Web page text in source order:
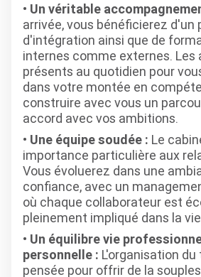
Un véritable
arrivée, vous bénéficierez d'un
d'intégration ainsi que de
internes comme externes. Les
présents au quotidien pour
dans votre montée en
construire avec vous un
accord avec vos ambitions.
Une équipe soudée : Le
importance particulière aux
Vous évoluerez dans une
confiance, avec un
où chaque collaborateur est
pleinement impliqué dans la
Un équilibre vie
personnelle : L'organisation
pensée pour offrir de la